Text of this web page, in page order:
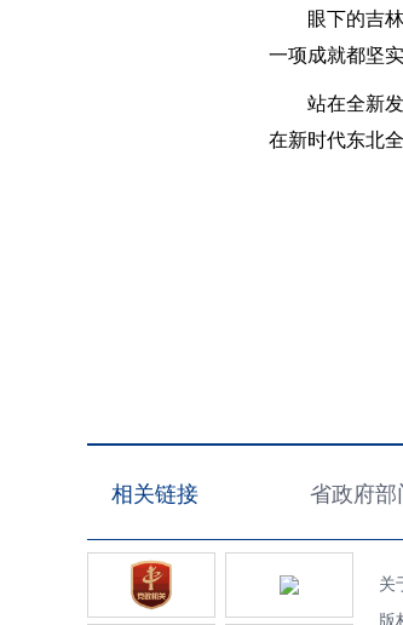
眼下的吉
一项成就都坚实
站在全新
在新时代东北
相关链接 省政府部
关
版